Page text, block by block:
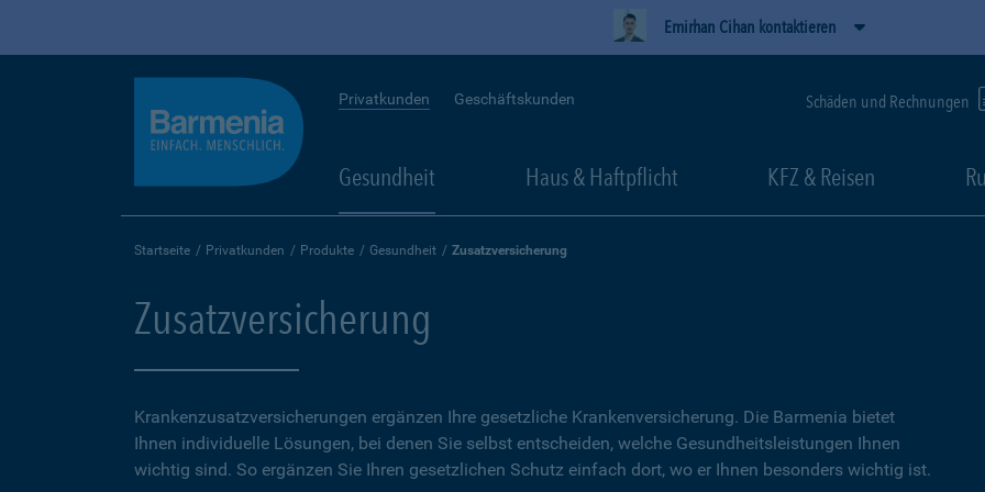
Emirhan Cihan kontaktieren
Privatkunden Geschäftskunden Schäden und Rechnungen
Gesundheit Haus & Haftpflicht KFZ & Reisen
Startseite Privatkunden Produkte Gesundheit Zusatzversicherung
Zusatzversicherung
Krankenzusatzversicherungen ergänzen Ihre gesetzliche Kranken­versicherung. Die Barmenia bietet
Ihnen individuelle Lösungen, bei denen Sie selbst entscheiden, welche Gesundheitsleistungen Ihnen
wichtig sind. So ergänzen Sie Ihren gesetzlichen Schutz einfach dort, wo er Ihnen besonders wichtig ist.